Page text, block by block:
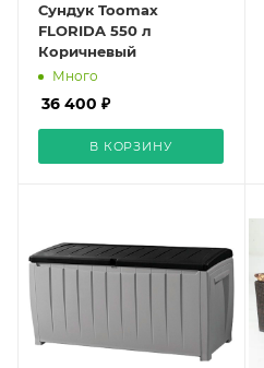
Сундук Toomax
FLORIDA 550 л
Коричневый
Много
36 400 ₽
В КОРЗИНУ